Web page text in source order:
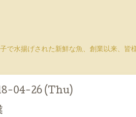
水揚げされた新鮮な魚、創業以来、皆
04-26 (Thu)